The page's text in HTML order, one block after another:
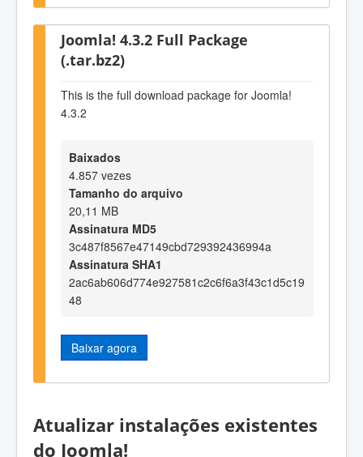
Joomla! 4.3.2 Full Package
(.tar.bz2)
This is the full download package for Joomla!
4.3.2
Baixados
4.857 vezes
Tamanho do arquivo
20,11 MB
Assinatura MD5
3c487f8567e47149cbd729392436994a
Assinatura SHA1
2ac6ab606d774e927581c2c6f6a3f43c1d5c19
48
Baixar agora
Atualizar instalações existentes
do Joomla!